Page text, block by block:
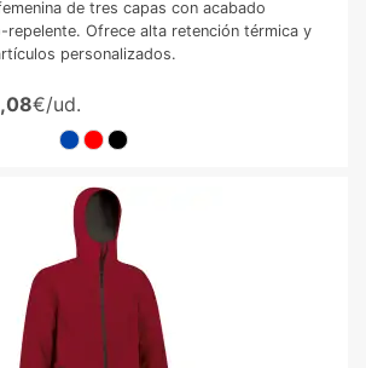
de tres capas con acabado
Ofrece alta retención térmica y
personalizados.
€/ud.